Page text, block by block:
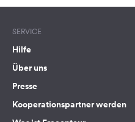
SERVICE
Hilfe
Über uns
Presse
Kooperationspartner werden